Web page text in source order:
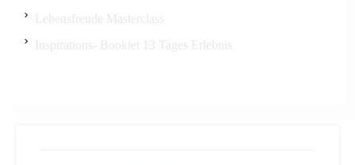
Lebensfreude Masterclass
Inspirations- Booklet 13 Tages Erlebnis